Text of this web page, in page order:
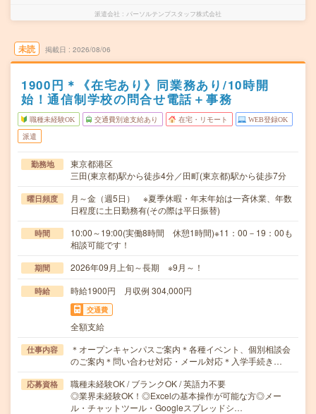
派遣会社 パーソルテンプスタッフ株式会社
未読 掲載日 2026/08/06
1900円＊《在宅あり》同業務あり/10時開
始！通信制学校の問合せ電話＋事務
職種未経験OK 交通費別途支給あり 在宅・リモート WEB登録OK
派遣
勤務地
東京都港区
三田(東京都)駅から徒歩4分／田町(東京都)駅から徒歩7分
曜日頻度
月～金（週5日） ※夏季休暇・年末年始は一斉休業、年数
日程度に土日勤務有(その際は平日振替)
時間
10:00～19:00(実働8時間 休憩1時間)※11：00－19：00も
相談可能です！
期間 2026年09月上旬～長期 ※9月～！
時給 時給1900円 月収例 304,000円
交通費
全額支給
仕事内容
＊オープンキャンパスご案内＊各種イベント、個別相談会
のご案内＊問い合わせ対応・メール対応＊入学手続き…
応募資格
職種未経験OK / ブランクOK / 英語力不要
◎業界未経験OK！◎Excelの基本操作が可能な方◎メー
ル・チャットツール・Googleスプレッドシ…